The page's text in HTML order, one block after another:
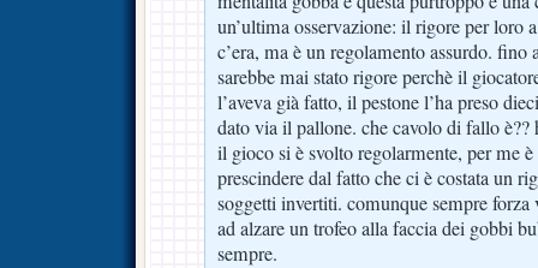
un’ultima osservazione: il rigore per loro
c’era, ma è un regolamento assurdo. fino
sarebbe mai stato rigore perchè il
l’aveva già fatto, il pestone l’ha preso
dato via il pallone. che cavolo di fallo è??
il gioco si è svolto regolarmente, per me è
prescindere dal fatto che ci è costata un
soggetti invertiti. comunque sempre
ad alzare un trofeo alla faccia dei gobbi
sempre.